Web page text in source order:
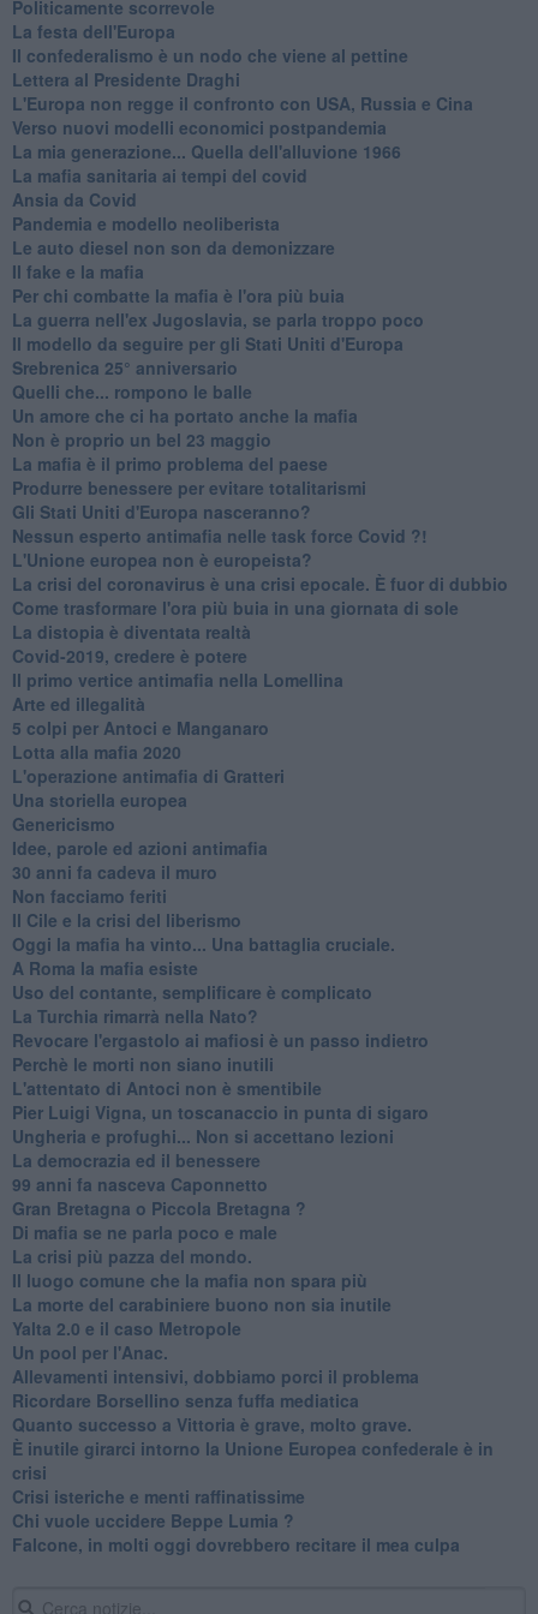
Politicamente scorrevole
La festa dell'Europa
Il confederalismo è un nodo che viene al pettine
Lettera al Presidente Draghi
L'Europa non regge il confronto con USA, Russia e Cina
Verso nuovi modelli economici postpandemia
​La mia generazione... Quella dell'alluvione 1966
​La mafia sanitaria ai tempi del covid
Ansia da Covid
Pandemia e modello neoliberista
Le auto diesel non son da demonizzare
​Il fake e la mafia
Per chi combatte la mafia è l'ora più buia
La guerra nell'ex Jugoslavia, se parla troppo poco
Il modello da seguire per gli Stati Uniti d'Europa
Srebrenica 25° anniversario
Quelli che... rompono le balle
Un amore che ci ha portato anche la mafia
Non è proprio un bel 23 maggio
La mafia è il primo problema del paese
Produrre benessere per evitare totalitarismi
Gli Stati Uniti d'Europa nasceranno?
Nessun esperto antimafia nelle task force Covid ?!
L'Unione europea non è europeista?
La crisi del coronavirus è una crisi epocale. È fuor di dubbio
Come trasformare l'ora più buia in una giornata di sole
​La distopia è diventata realtà
Covid-2019, credere è potere
Il primo vertice antimafia nella Lomellina
Arte ed illegalità
​5 colpi per Antoci e Manganaro
Lotta alla mafia 2020
L'operazione antimafia di Gratteri
Una storiella europea
Genericismo
Idee, parole ed azioni antimafia
30 anni fa cadeva il muro
Non facciamo feriti
Il Cile e la crisi del liberismo
Oggi la mafia ha vinto... Una battaglia cruciale.
A Roma la mafia esiste
Uso del contante, semplificare è complicato
La Turchia rimarrà nella Nato?
Revocare l'ergastolo ai mafiosi è un passo indietro
Perchè le morti non siano inutili
L'attentato di Antoci non è smentibile
Pier Luigi Vigna, un toscanaccio in punta di sigaro
Ungheria e profughi... Non si accettano lezioni
La democrazia ed il benessere
99 anni fa nasceva Caponnetto
Gran Bretagna o Piccola Bretagna ?
Di mafia se ne parla poco e male
La crisi più pazza del mondo.
Il luogo comune che la mafia non spara più
La morte del carabiniere buono non sia inutile
Yalta 2.0 e il caso Metropole
​Un pool per l'Anac.
Allevamenti intensivi, dobbiamo porci il problema
Ricordare Borsellino senza fuffa mediatica
​Quanto successo a Vittoria è grave, molto grave.
​È inutile girarci intorno la Unione Europea confederale è in
crisi
Crisi isteriche e menti raffinatissime
Chi vuole uccidere Beppe Lumia ?
Falcone, in molti oggi dovrebbero recitare il mea culpa